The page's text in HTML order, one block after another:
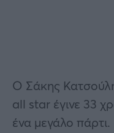
Ο Σάκης
all star έγινε 33
ένα μεγάλο πάρτι.